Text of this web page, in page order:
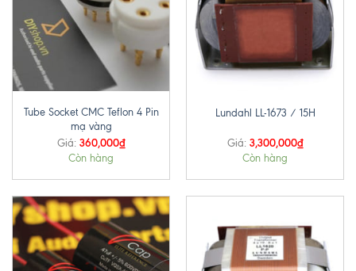
Tube Socket CMC Teflon 4 Pin
mạ vàng
Giá: 360,000₫
Còn hàng
Lundahl LL-1673 / 15H
Giá: 3,300,000₫
Còn hàng